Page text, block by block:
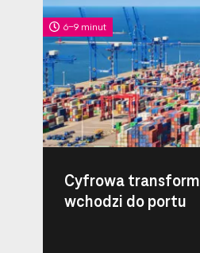
6-9 minut
Cyfrowa
wchodzi do portu